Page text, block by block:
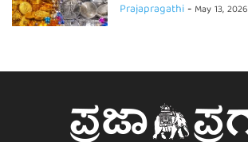
Prajapragathi- May 13, 2026